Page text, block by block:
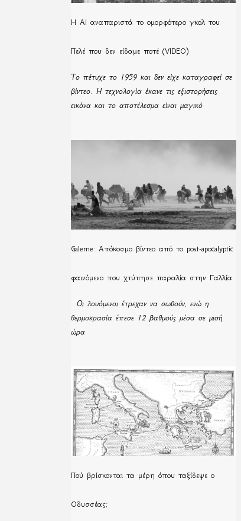
Η ΑΙ αναπαριστά το ομορφότερο γκολ του
Πελέ που δεν είδαμε ποτέ (VIDEO)
Το πέτυχε το 1959 και δεν είχε καταγραφεί σε
βίντεο. Η τεχνολογία έκανε τις εξιστορήσεις
εικόνα και το αποτέλεσμα είναι μαγικό
Galerne: Απόκοσμο βίντεο από το post-apocalyptic
φαινόμενο που χτύπησε παραλία στην Γαλλία
Οι λουόμενοι έτρεχαν να σωθούν, ενώ η
θερμοκρασία έπεσε 12 βαθμούς μέσα σε μισή
ώρα
Πού βρίσκονται τα μέρη όπου ταξίδεψε ο
Οδυσσέας;